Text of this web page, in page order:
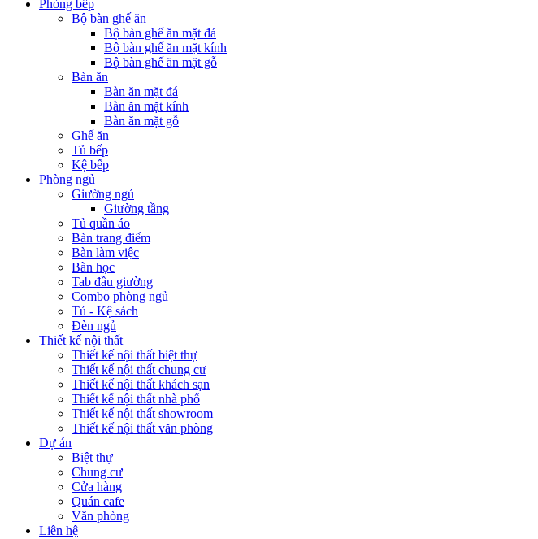
Phòng bếp
Bộ bàn ghế ăn
Bộ bàn ghế ăn mặt đá
Bộ bàn ghế ăn mặt kính
Bộ bàn ghế ăn mặt gỗ
Bàn ăn
Bàn ăn mặt đá
Bàn ăn mặt kính
Bàn ăn mặt gỗ
Ghế ăn
Tủ bếp
Kệ bếp
Phòng ngủ
Giường ngủ
Giường tầng
Tủ quần áo
Bàn trang điểm
Bàn làm việc
Bàn học
Tab đầu giường
Combo phòng ngủ
Tủ - Kệ sách
Đèn ngủ
Thiết kế nội thất
Thiết kế nội thất biệt thự
Thiết kế nội thất chung cư
Thiết kế nội thất khách sạn
Thiết kế nội thất nhà phố
Thiết kế nội thất showroom
Thiết kế nội thất văn phòng
Dự án
Biệt thự
Chung cư
Cửa hàng
Quán cafe
Văn phòng
Liên hệ